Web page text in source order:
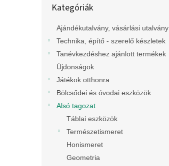
átugrása
Kategóriák
Ajándékutalvány, vásárlási utalvány
Technika, építő - szerelő készletek
Tanévkezdéshez ajánlott termékek
Újdonságok
Játékok otthonra
Bölcsődei és óvodai eszközök
Alsó tagozat
Táblai eszközök
Természetismeret
Honismeret
Geometria